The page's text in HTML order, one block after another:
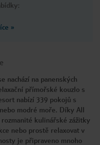
»
nachází na panenských
přímořské kouzlo s
nabízí 339 pokojů s
modré moře. Díky All
kulinářské zážitky
nebo prostě relaxovat v
je připraveno mnoho